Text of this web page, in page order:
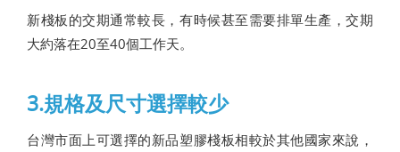
新棧板的交期通常較長，有時候甚至需要排單生產，交期
大約落在20至40個工作天。
3.規格及尺寸選擇較少
台灣市面上可選擇的新品塑膠棧板相較於其他國家來說，